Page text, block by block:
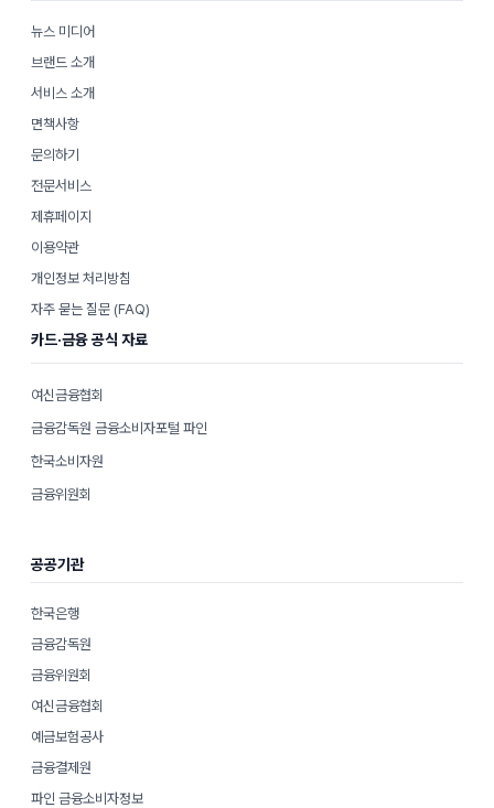
뉴스 미디어
브랜드 소개
서비스 소개
면책사항
문의하기
전문서비스
제휴페이지
이용약관
개인정보 처리방침
자주 묻는 질문 (FAQ)
카드·금융 공식 자료
여신금융협회
금융감독원 금융소비자포털 파인
한국소비자원
금융위원회
공공기관
한국은행
금융감독원
금융위원회
여신금융협회
예금보험공사
금융결제원
파인 금융소비자정보